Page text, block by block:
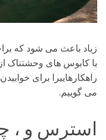
زیاد باعث می شود که
با کابوس های وحشتناک
راهکارهاییرا برای
می گوییم.
استرس و ،